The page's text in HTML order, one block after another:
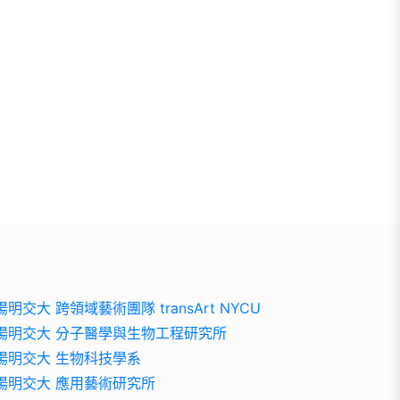
明交大 跨領域藝術團隊 transArt NYCU
明交大 分子醫學與生物工程研究所
明交大 生物科技學系
明交大 應用藝術研究所